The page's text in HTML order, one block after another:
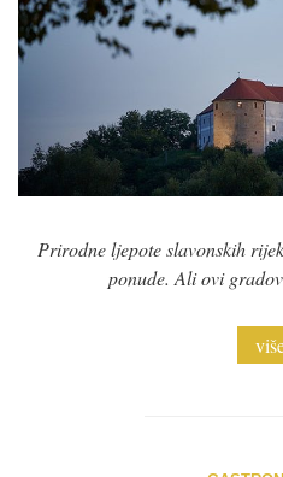
Prirodne ljepote slavonskih
ponude. Ali ovi